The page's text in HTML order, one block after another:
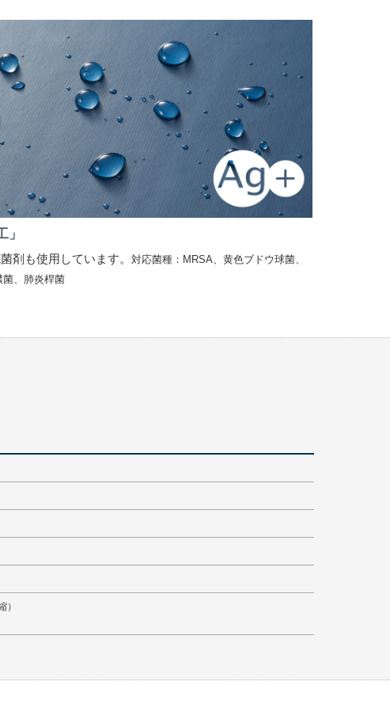
」
剤も使用しています。対応菌種：MRSA、黄色ブドウ球菌、
菌、肺炎桿菌
）